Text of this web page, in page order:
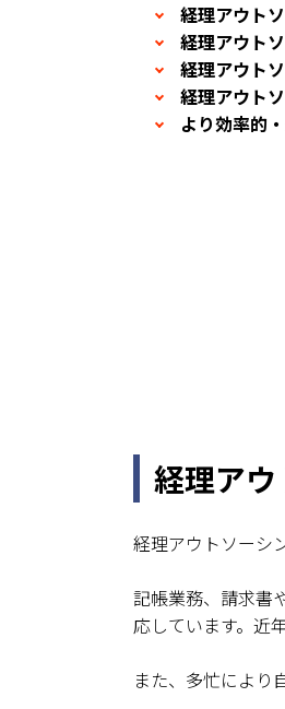
経理アウト
経理アウト
経理アウト
経理アウト
より効率的
経理アウ
経理アウトソーシ
記帳業務、請求書
応しています。近
また、多忙により